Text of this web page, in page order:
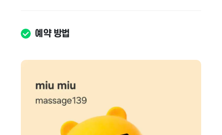
예약 방법